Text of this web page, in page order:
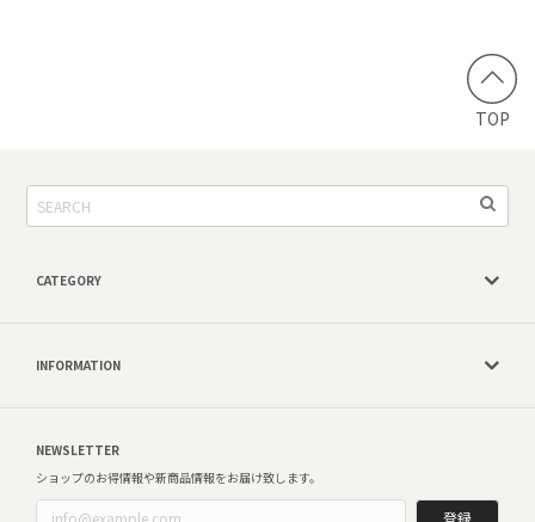
TOP
CATEGORY
INFORMATION
NEWSLETTER
ショップのお得情報や新商品情報をお届け致します。
登録